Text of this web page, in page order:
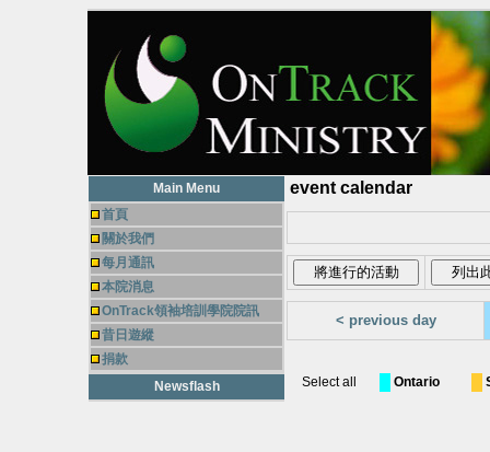
Main Menu
首頁
關於我們
每月通訊
本院消息
OnTrack領袖培訓學院院訊
昔日遊縱
捐款
Newsflash
event calendar
< previous day
Select all Ontario